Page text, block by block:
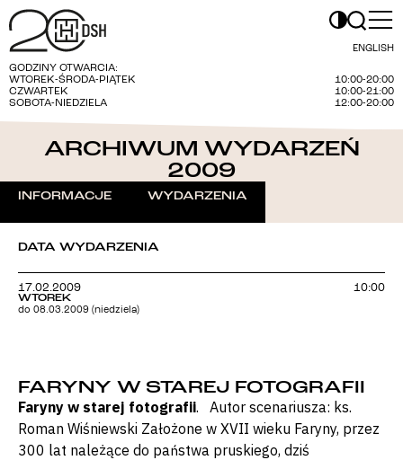
ENGLISH
GODZINY OTWARCIA:
WTOREK-ŚRODA-PIĄTEK
10:00-20:00
CZWARTEK
10:00-21:00
SOBOTA-NIEDZIELA
12:00-20:00
ARCHIWUM WYDARZEŃ
2009
INFORMACJE WYDARZENIA
DATA WYDARZENIA
17.02.2009
WTOREK
do 08.03.2009 (niedziela)
10:00
FARYNY W STAREJ FOTOGRAFII
Faryny w starej fotografii. Autor scenariusza: ks.
Roman Wiśniewski Założone w XVII wieku Faryny, przez
300 lat należące do państwa pruskiego, dziś